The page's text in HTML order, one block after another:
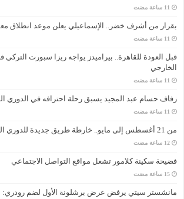
بقرار من أشرف خضر.. الإسماعيلي يعلن موعد انطلاق
قبل العودة للقاهرة.. بيراميدز يواجه ريزا سبورت
الخارجي
زفاف حسام عبد المجيد يسبق رحلة احترافه في الدوري
من 21 أغسطس إلى مايو.. خارطة طريق جديدة للدوري المصري
‏12 ساعة مضت
فضيحة سكينة كلامور تشعل مواقع التواصل الاجتماعي
‏15 ساعة مضت
مانشستر سيتي يرفض عرض برشلونة الأول لضم رودري: